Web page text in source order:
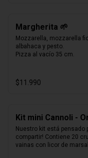
Margherita 🌱
Mozzarella, mozzarella
albahaca y pesto.
Pizza al vacío 35 cm.
$11.990
Kit mini Cannoli -
Nuestro kit está pensado
compartir! Contiene 20
vainas con licor de